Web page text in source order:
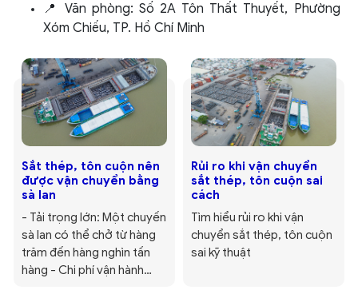
📍 Văn phòng: Số 2A Tôn Thất Thuyết, Phường
Xóm Chiếu, TP. Hồ Chí Minh
Sắt thép, tôn cuộn nên
được vận chuyển bằng
sà lan
- Tải trọng lớn: Một chuyến
sà lan có thể chở từ hàng
trăm đến hàng nghìn tấn
hàng - Chi phí vận hành
Rủi ro khi vận chuyển
sắt thép, tôn cuộn sai
cách
Tìm hiểu rủi ro khi vận
chuyển sắt thép, tôn cuộn
sai kỹ thuật